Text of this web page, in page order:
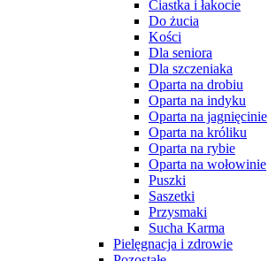
Ciastka i łakocie
Do żucia
Kości
Dla seniora
Dla szczeniaka
Oparta na drobiu
Oparta na indyku
Oparta na jagnięcinie
Oparta na króliku
Oparta na rybie
Oparta na wołowinie
Puszki
Saszetki
Przysmaki
Sucha Karma
Pielęgnacja i zdrowie